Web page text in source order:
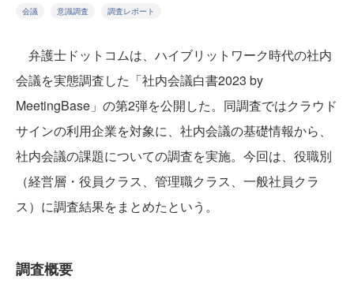
会議 意識調査 調査レポート
弁護士ドットコムは、ハイブリットワーク時代の社内
会議を実態調査した「社内会議白書2023 by
MeetingBase」の第2弾を公開した。同調査ではクラウド
サインの利用企業を対象に、社内会議の基礎情報から、
社内会議の課題についての調査を実施。今回は、役職別
（経営層・役員クラス、管理職クラス、一般社員クラ
ス）に調査結果をまとめたという。
調査概要